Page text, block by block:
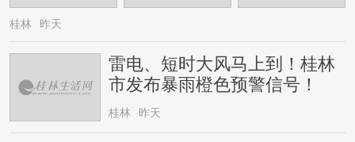
桂林 昨天
雷电、短时大风马上到！桂林
市发布暴雨橙色预警信号！
桂林 昨天